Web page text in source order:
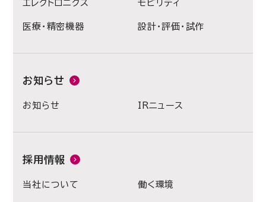
エレクトロニクス モビリティ
医療・精密機器 設計・評価・試作
お知らせ
お知らせ IRニュース
採用情報
当社について 働く環境